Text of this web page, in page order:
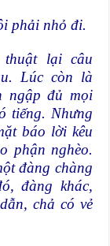
phải nhỏ đi.
lại câu
Lúc còn là
ngập đủ mọi
tiếng. Nhưng
báo lời kêu
phận nghèo.
đàng chàng
đàng khác,
chả có vẻ